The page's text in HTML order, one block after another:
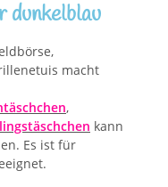
dunkelblau
macht
,
kann
Es ist für